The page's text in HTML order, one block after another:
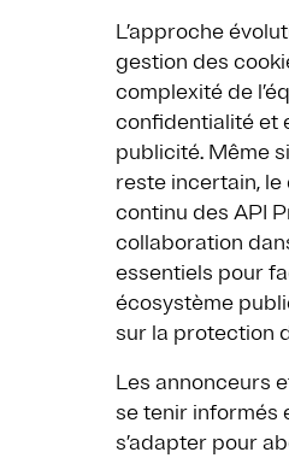
L’approche
gestion des
complexité de
confidentialité et
publicité. Même
reste incertain,
continu des API
collaboration
essentiels pour
écosystème
sur la protection
Les annonceurs
se tenir informés
s’adapter pour